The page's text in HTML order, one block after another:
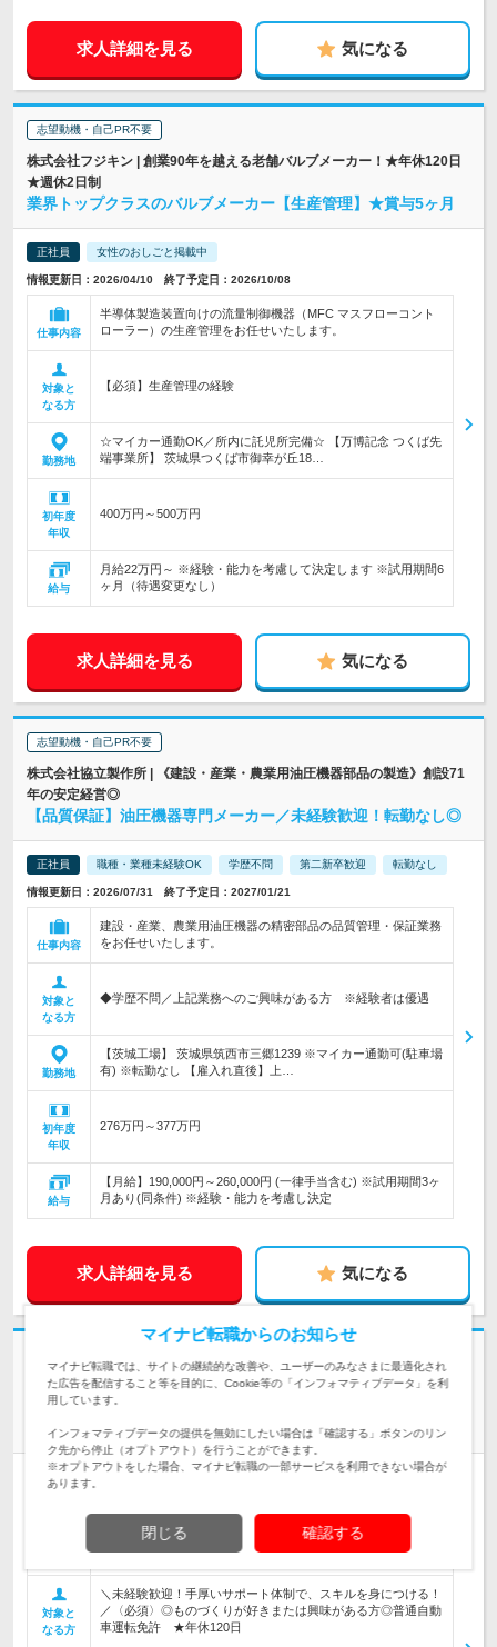
求人詳細を見る 気になる
志望動機・自己PR不要
株式会社フジキン | 創業90年を越える老舗バルブメーカー！★年休120日
★週休2日制
業界トップクラスのバルブメーカー【生産管理】★賞与5ヶ月
正社員 女性のおしごと掲載中
情報更新日：2026/04/10 終了予定日：2026/10/08
仕事内容
半導体製造装置向けの流量制御機器（MFC マスフローコント
ローラー）の生産管理をお任せいたします。
対象と
なる方
【必須】生産管理の経験
勤務地
☆マイカー通勤OK／所内に託児所完備☆ 【万博記念 つくば先
端事業所】 茨城県つくば市御幸が丘18…
初年度
年収
400万円～500万円
給与
月給22万円～ ※経験・能力を考慮して決定します ※試用期間6
ヶ月（待遇変更なし）
求人詳細を見る 気になる
志望動機・自己PR不要
株式会社協立製作所 | 《建設・産業・農業用油圧機器部品の製造》創設71
年の安定経営◎
【品質保証】油圧機器専門メーカー／未経験歓迎！転勤なし◎
正社員 職種・業種未経験OK 学歴不問 第二新卒歓迎 転勤なし
情報更新日：2026/07/31 終了予定日：2027/01/21
仕事内容
建設・産業、農業用油圧機器の精密部品の品質管理・保証業務
をお任せいたします。
対象と
なる方
◆学歴不問／上記業務へのご興味がある方 ※経験者は優遇
勤務地
【茨城工場】 茨城県筑西市三郷1239 ※マイカー通勤可(駐車場
有) ※転勤なし 【雇入れ直後】上…
初年度
年収
276万円～377万円
給与
【月給】190,000円～260,000円 (一律手当含む) ※試用期間3ヶ
月あり(同条件) ※経験・能力を考慮し決定
求人詳細を見る 気になる
株式会社関根鉄工所 | 〈昭和16年創業の機械加工メーカー〉手厚いサポー
ト体制◎
★未経験歓迎★社会インフラを支える【品質保証】年休120日
正社員 職種・業種未経験OK 学歴不問 第二新卒歓迎 転勤なし
★火力・水力・風力・原子力など、社会を支えるエネルギー分
野に携わる★ 品質保証業務をお任せします！
対象と
なる方
＼未経験歓迎！手厚いサポート体制で、スキルを身につける！
／〈必須〉◎ものづくりが好きまたは興味がある方◎普通自動
車運転免許 ★年休120日
マイナビ転職からのお知らせ
マイナビ転職では、サイトの継続的な改善や、ユーザーのみなさまに最適化され
た広告を配信すること等を目的に、Cookie等の「インフォマティブデータ」を利
用しています。
インフォマティブデータの提供を無効にしたい場合は「確認する」ボタンのリン
ク先から停止（オプトアウト）を行うことができます。
※オプトアウトをした場合、マイナビ転職の一部サービスを利用できない場合が
あります。
閉じる 確認する